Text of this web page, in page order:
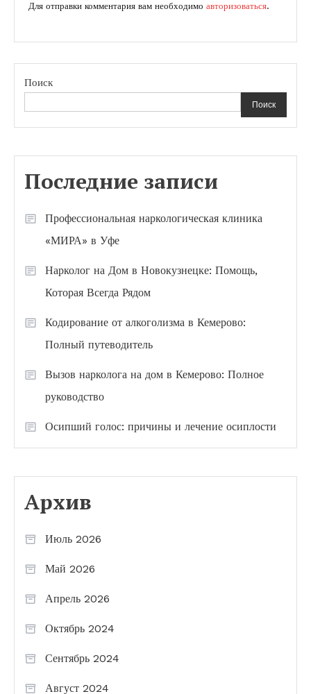
Для отправки комментария вам необходимо авторизоваться.
Поиск
Поиск
Последние записи
Профессиональная наркологическая клиника
«МИРА» в Уфе
Нарколог на Дом в Новокузнецке: Помощь,
Которая Всегда Рядом
Кодирование от алкоголизма в Кемерово:
Полный путеводитель
Вызов нарколога на дом в Кемерово: Полное
руководство
Осипший голос: причины и лечение осиплости
Архив
Июль 2026
Май 2026
Апрель 2026
Октябрь 2024
Сентябрь 2024
Август 2024